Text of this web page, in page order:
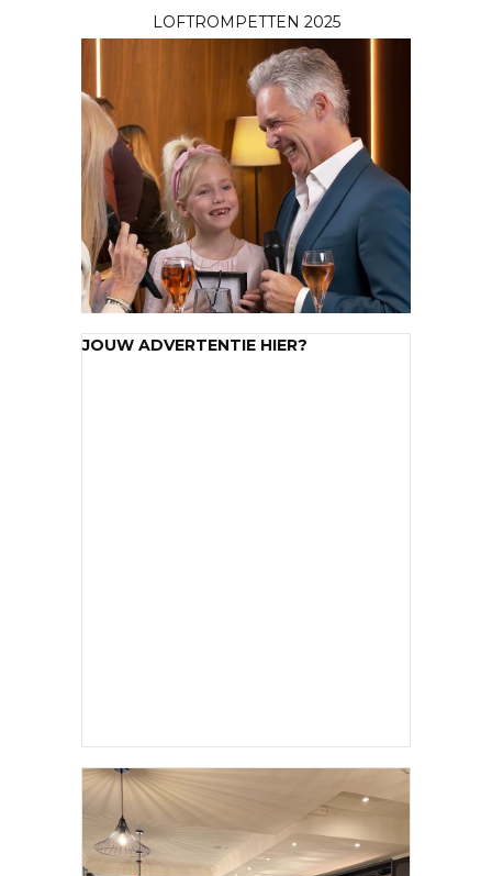
LOFTROMPETTEN 2025
JOUW ADVERTENTIE HIER?